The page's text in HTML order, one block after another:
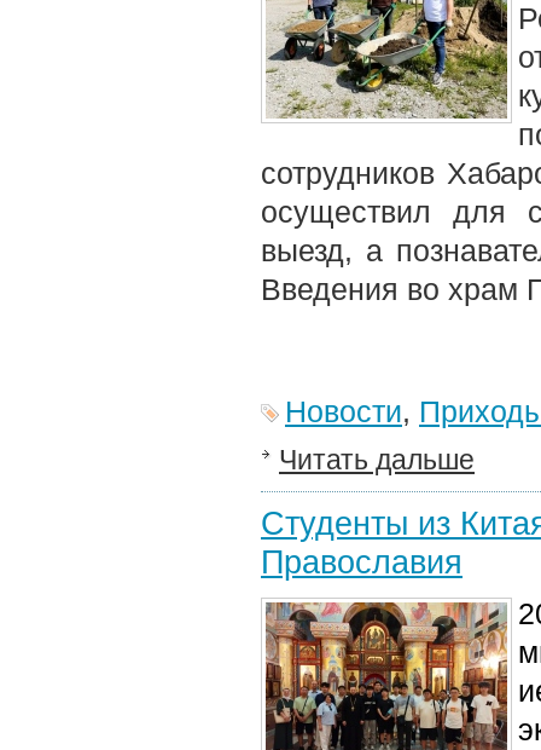
сотрудников
осуществил для
выезд, а
Введения во храм
Новости,
Читать дальше
Студенты из
Православия